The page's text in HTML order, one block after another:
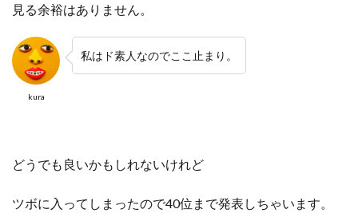
見る余裕はありません。
kura
私はド素人なのでここ止まり。
どうでも良いかもしれないけれど
ツボに入ってしまったので40位まで発表しちゃいます。